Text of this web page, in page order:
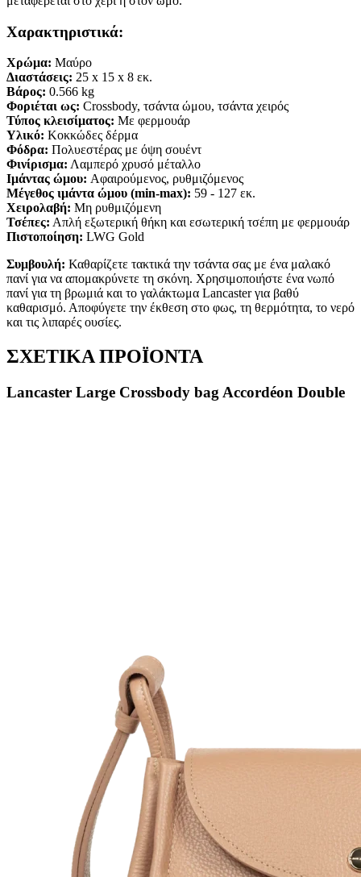
Χαρακτηριστικά:
Χρώμα: Μαύρο
Διαστάσεις: 25 x 15 x 8 εκ.
Βάρος: 0.566 kg
Φοριέται ως: Crossbody, τσάντα ώμου, τσάντα χειρός
Τύπος κλεισίματος: Με φερμουάρ
Υλικό: Κοκκώδες δέρμα
Φόδρα: Πολυεστέρας με όψη σουέντ
Φινίρισμα: Λαμπερό χρυσό μέταλλο
Ιμάντας ώμου: Αφαιρούμενος, ρυθμιζόμενος
Μέγεθος ιμάντα ώμου (min-max): 59 - 127 εκ.
Χειρολαβή: Μη ρυθμιζόμενη
Τσέπες: Απλή εξωτερική θήκη και εσωτερική τσέπη με φερμουάρ
Πιστοποίηση: LWG Gold
Συμβουλή: Καθαρίζετε τακτικά την τσάντα σας με ένα μαλακό
πανί για να απομακρύνετε τη σκόνη. Χρησιμοποιήστε ένα νωπό
πανί για τη βρωμιά και το γαλάκτωμα Lancaster για βαθύ
καθαρισμό. Αποφύγετε την έκθεση στο φως, τη θερμότητα, το νερό
και τις λιπαρές ουσίες.
ΣΧΕΤΙΚΑ ΠΡΟΪΟΝΤΑ
Lancaster Large Crossbody bag Accordéon Double